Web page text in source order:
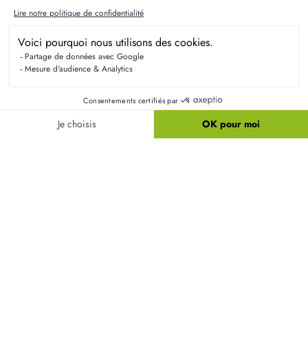
Résidences Picardes est le 1er constructeur régional de
Liens utiles
Nos terrains
Nos maisons + terrains